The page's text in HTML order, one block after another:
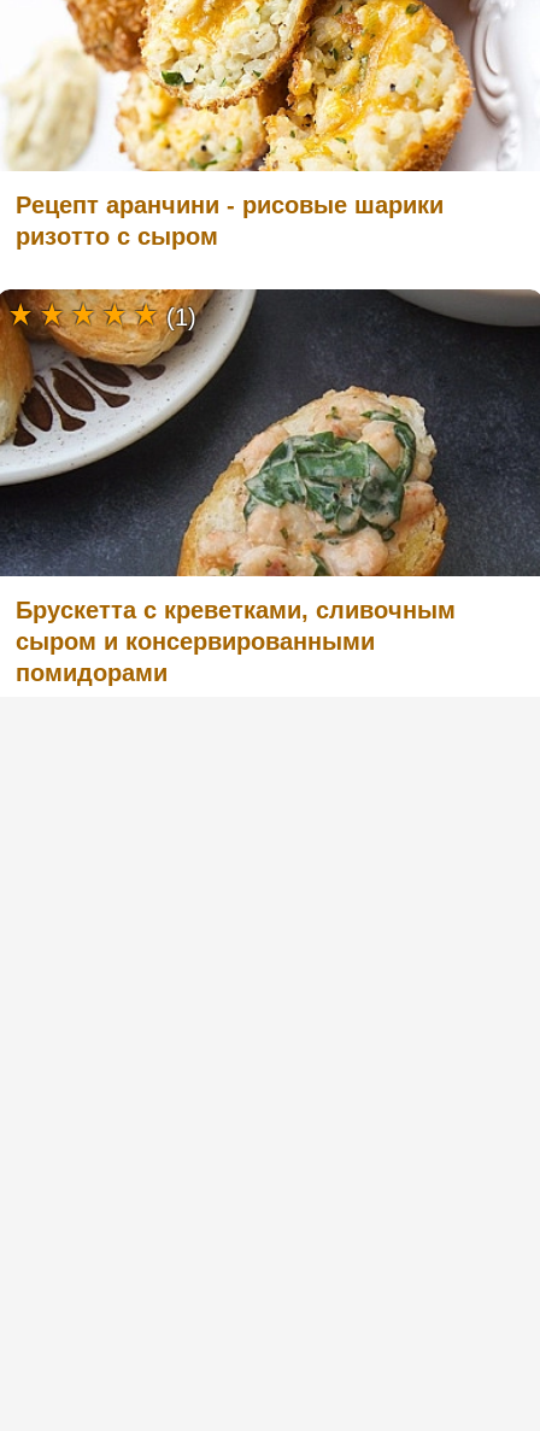
Рецепт аранчини - рисовые шарики
ризотто с сыром
Брускетта с креветками, сливочным
сыром и консервированными
помидорами
(1)